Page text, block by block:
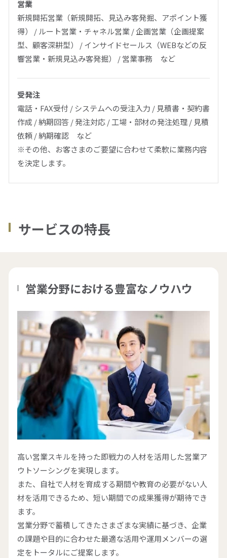
平日 9:00 - 18:00
サービス事例集や、業務に役立つ資料を
ご用意しています
仕事をお探しの方
採用情報
営業
新規開拓営業（新規開拓、見込み客発掘、アポイント獲
得） / ルート営業・チャネル営業 / 企画営業（企画提案
型、顧客深耕型） / インサイドセールス（WEBなどの反
響営業・新規見込み客発掘） / 営業事務 など
受発注
電話・FAX受付 / システムへの受注入力 / 見積書・契約書
作成 / 納期回答 / 発注対応 / 工場・部材の発注処理 / 見積
依頼 / 納期確認 など
※その他、お客さまのご要望に合わせて柔軟に業務内容
を決定します。
サービスの特長
営業分野における豊富なノウハウ
高い営業スキルを持った即戦力の人材を活用した営業ア
ウトソーシングを実現します。
また、自社で人材を育成する期間や教育の必要がない人
材を活用できるため、短い期間での成果獲得が期待でき
ます。
営業分野で蓄積してきたさまざまな実績に基づき、企業
の課題や目的に合わせた最適な活用や運用メンバーの選
定をトータルにご提案します。